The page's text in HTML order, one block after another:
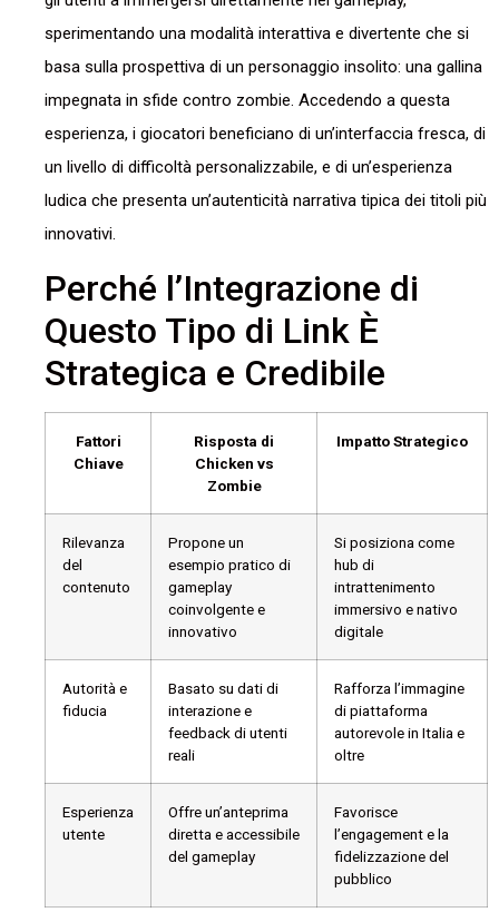
sperimentando una modalità interattiva e divertente che si
basa sulla prospettiva di un personaggio insolito: una gallina
impegnata in sfide contro zombie. Accedendo a questa
esperienza, i giocatori beneficiano di un’interfaccia fresca, di
un livello di difficoltà personalizzabile, e di un’esperienza
ludica che presenta un’autenticità narrativa tipica dei titoli più
innovativi.
Perché l’Integrazione di
Questo Tipo di Link È
Strategica e Credibile
Fattori
Chiave
Risposta di
Chicken vs
Zombie
Impatto Strategico
Rilevanza
del
contenuto
Propone un
esempio pratico di
gameplay
coinvolgente e
innovativo
Si posiziona come
hub di
intrattenimento
immersivo e nativo
digitale
Autorità e
fiducia
Basato su dati di
interazione e
feedback di utenti
reali
Rafforza l’immagine
di piattaforma
autorevole in Italia e
oltre
Esperienza
utente
Offre un’anteprima
diretta e accessibile
del gameplay
Favorisce
l’engagement e la
fidelizzazione del
pubblico